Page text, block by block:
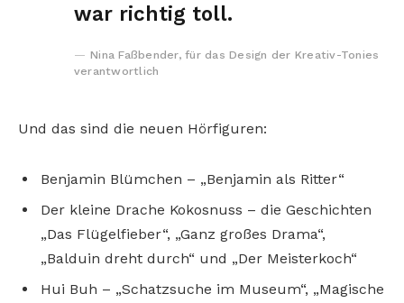
war richtig toll.
Nina Faßbender, für das Design der Kreativ-Tonies
verantwortlich
Und das sind die neuen Hörfiguren:
Benjamin Blümchen – „Benjamin als Ritter“
Der kleine Drache Kokosnuss – die Geschichten
„Das Flügelfieber“, „Ganz großes Drama“,
„Balduin dreht durch“ und „Der Meisterkoch“
Hui Buh – „Schatzsuche im Museum“, „Magische